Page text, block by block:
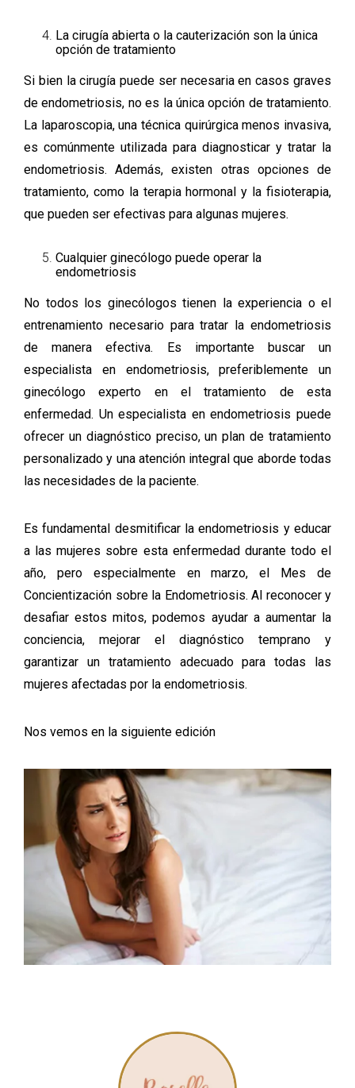
La cirugía abierta o la cauterización son la única
opción de tratamiento
Si bien la cirugía puede ser necesaria en casos graves
de endometriosis, no es la única opción de tratamiento.
La laparoscopia, una técnica quirúrgica menos invasiva,
es comúnmente utilizada para diagnosticar y tratar la
endometriosis. Además, existen otras opciones de
tratamiento, como la terapia hormonal y la fisioterapia,
que pueden ser efectivas para algunas mujeres.
Cualquier ginecólogo puede operar la
endometriosis
No todos los ginecólogos tienen la experiencia o el
entrenamiento necesario para tratar la endometriosis
de manera efectiva. Es importante buscar un
especialista en endometriosis, preferiblemente un
ginecólogo experto en el tratamiento de esta
enfermedad. Un especialista en endometriosis puede
ofrecer un diagnóstico preciso, un plan de tratamiento
personalizado y una atención integral que aborde todas
las necesidades de la paciente.
Es fundamental desmitificar la endometriosis y educar
a las mujeres sobre esta enfermedad durante todo el
año, pero especialmente en marzo, el Mes de
Concientización sobre la Endometriosis. Al reconocer y
desafiar estos mitos, podemos ayudar a aumentar la
conciencia, mejorar el diagnóstico temprano y
garantizar un tratamiento adecuado para todas las
mujeres afectadas por la endometriosis.
Nos vemos en la siguiente edición